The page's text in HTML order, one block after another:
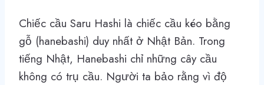
Chiếc cầu Saru Hashi là chiếc cầu kéo bằng
gỗ (hanebashi) duy nhất ở Nhật Bản. Trong
tiếng Nhật, Hanebashi chỉ những cây cầu
không có trụ cầu. Người ta bảo rằng vì độ